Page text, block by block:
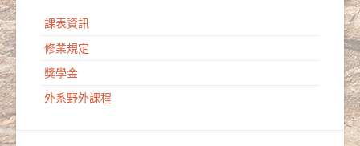
課表資訊
修業規定
獎學金
外系野外課程